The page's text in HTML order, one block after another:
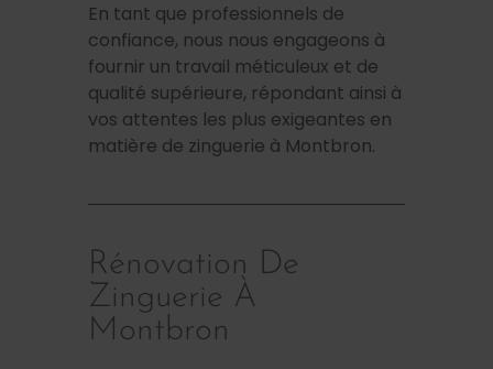
En tant que professionnels de
confiance, nous nous engageons à
fournir un travail méticuleux et de
qualité supérieure, répondant ainsi à
vos attentes les plus exigeantes en
matière de zinguerie à Montbron.
Rénovation De
Zinguerie À
Montbron